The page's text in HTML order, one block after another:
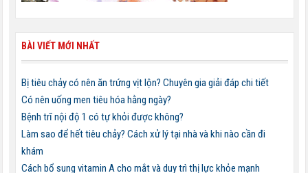
BÀI VIẾT MỚI NHẤT
Bị tiêu chảy có nên ăn trứng vịt lộn? Chuyên gia giải đáp chi tiết
Có nên uống men tiêu hóa hằng ngày?
Bệnh trĩ nội độ 1 có tự khỏi được không?
Làm sao để hết tiêu chảy? Cách xử lý tại nhà và khi nào cần đi
khám
Cách bổ sung vitamin A cho mắt và duy trì thị lực khỏe mạnh